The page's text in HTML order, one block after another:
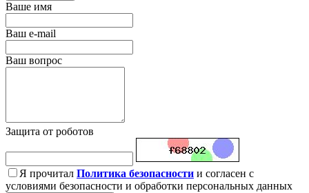
Ваше имя
Ваш e-mail
Ваш вопрос
Защита от роботов
Я прочитал Политика безопасности и согласен с
условиями безопасности и обработки персональных данных